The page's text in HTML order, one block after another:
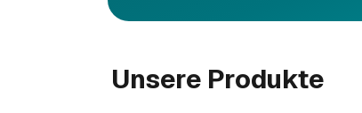
Unsere Produkte